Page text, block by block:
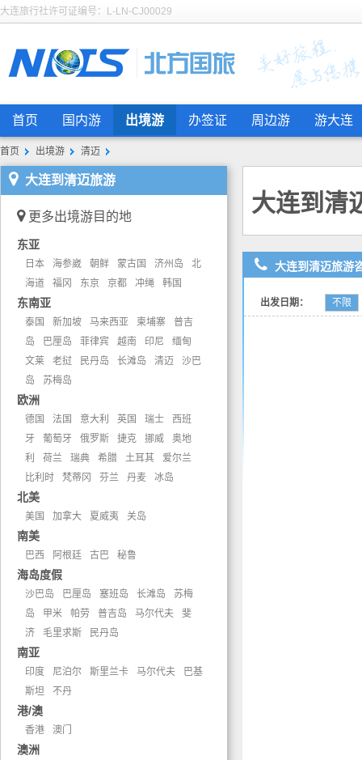
大连旅行社许可证编号：L-LN-CJ00029
首页 国内游 出境游 办签证 周边游 游大连
首页 出境游 清迈
大连到清迈旅游
更多出境游目的地
东亚
日本 海参崴 朝鲜 蒙古国 济州岛
北
海道
福冈 东京 京都 冲绳 韩国
东南亚
泰国 新加坡 马来西亚 柬埔寨
普吉
岛
巴厘岛 菲律宾 越南 印尼
缅甸
文莱
老挝 民丹岛 长滩岛 清迈
沙巴
岛
苏梅岛
欧洲
德国 法国 意大利 英国 瑞士
西班
牙
葡萄牙 俄罗斯 捷克 挪威
奥地
利
荷兰 瑞典 希腊 土耳其
爱尔兰
比利时
梵蒂冈 芬兰 丹麦 冰岛
北美
美国 加拿大 夏威夷 关岛
南美
巴西 阿根廷 古巴 秘鲁
海岛度假
沙巴岛 巴厘岛 塞班岛 长滩岛
苏梅
岛
甲米 帕劳 普吉岛 马尔代夫
斐
济
毛里求斯 民丹岛
南亚
印度 尼泊尔 斯里兰卡 马尔代夫
巴基
斯坦
不丹
港/澳
香港 澳门
澳洲
大连到清
大连到清迈旅游
出发日期： 不限